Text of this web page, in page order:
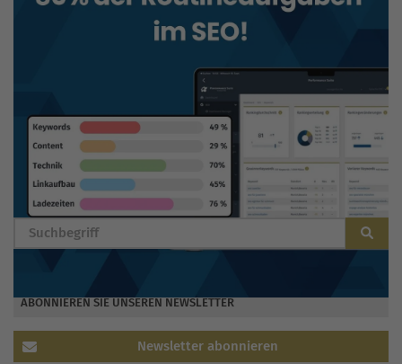
BLOG DURCHSUCHEN
ABONNIEREN SIE UNSEREN NEWSLETTER
Newsletter abonnieren